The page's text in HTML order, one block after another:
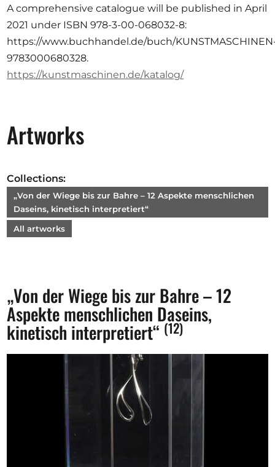
A comprehensive catalogue will be published in April
2021 under ISBN 978-3-00-068032-8:
https://www.buchhandel.de/buch/
9783000680328.
https://kunstmaschinen.de/katalog/
Artworks
Collections:
„Von der Wiege bis zur Bahre – 12 Aspekte menschlichen
Daseins, kinetisch interpretiert“
All artworks
„Von der Wiege bis zur Bahre – 12
Aspekte menschlichen Daseins,
kinetisch interpretiert“ (12)